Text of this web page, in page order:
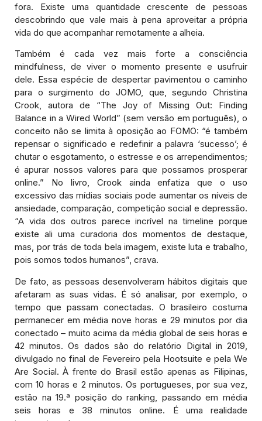
fora. Existe uma quantidade crescente de pessoas
descobrindo que vale mais à pena aproveitar a própria
vida do que acompanhar remotamente a alheia.
Também é cada vez mais forte a consciência
mindfulness, de viver o momento presente e usufruir
dele. Essa espécie de despertar pavimentou o caminho
para o surgimento do JOMO, que, segundo Christina
Crook, autora de “The Joy of Missing Out: Finding
Balance in a Wired World” (sem versão em português), o
conceito não se limita à oposição ao FOMO: “é também
repensar o significado e redefinir a palavra ‘sucesso’; é
chutar o esgotamento, o estresse e os arrependimentos;
é apurar nossos valores para que possamos prosperar
online.” No livro, Crook ainda enfatiza que o uso
excessivo das mídias sociais pode aumentar os níveis de
ansiedade, comparação, competição social e depressão.
“A vida dos outros parece incrível na timeline porque
existe ali uma curadoria dos momentos de destaque,
mas, por trás de toda bela imagem, existe luta e trabalho,
pois somos todos humanos”, crava.
De fato, as pessoas desenvolveram hábitos digitais que
afetaram as suas vidas. É só analisar, por exemplo, o
tempo que passam conectadas. O brasileiro costuma
permanecer em média nove horas e 29 minutos por dia
conectado – muito acima da média global de seis horas e
42 minutos. Os dados são do relatório Digital in 2019,
divulgado no final de Fevereiro pela Hootsuite e pela We
Are Social. À frente do Brasil estão apenas as Filipinas,
com 10 horas e 2 minutos. Os portugueses, por sua vez,
estão na 19.ª posição do ranking, passando em média
seis horas e 38 minutos online. É uma realidade